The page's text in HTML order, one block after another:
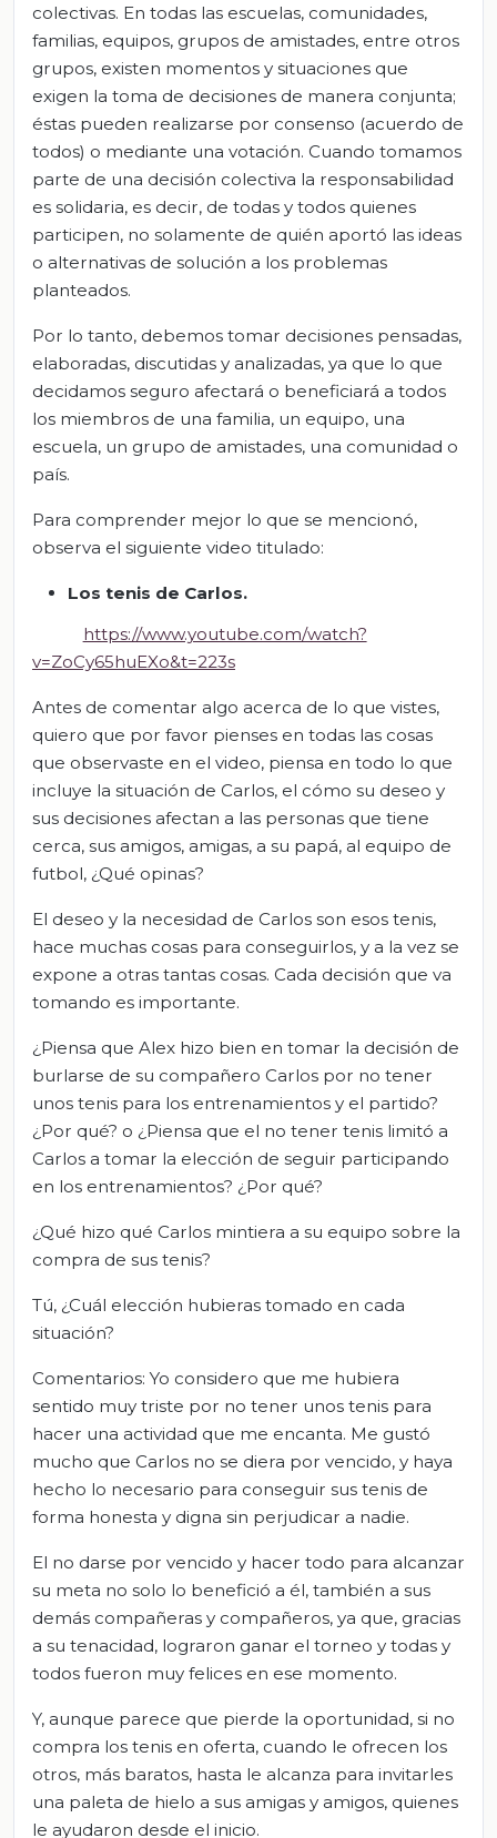
colectivas. En todas las escuelas, comunidades,
familias, equipos, grupos de amistades, entre otros
grupos, existen momentos y situaciones que
exigen la toma de decisiones de manera conjunta;
éstas pueden realizarse por consenso (acuerdo de
todos) o mediante una votación. Cuando tomamos
parte de una decisión colectiva la responsabilidad
es solidaria, es decir, de todas y todos quienes
participen, no solamente de quién aportó las ideas
o alternativas de solución a los problemas
planteados.
Por lo tanto, debemos tomar decisiones pensadas,
elaboradas, discutidas y analizadas, ya que lo que
decidamos seguro afectará o beneficiará a todos
los miembros de una familia, un equipo, una
escuela, un grupo de amistades, una comunidad o
país.
Para comprender mejor lo que se mencionó,
observa el siguiente video titulado:
Los tenis de Carlos.
https://www.youtube.com/watch?
v=ZoCy65huEXo&t=223s
Antes de comentar algo acerca de lo que vistes,
quiero que por favor pienses en todas las cosas
que observaste en el video, piensa en todo lo que
incluye la situación de Carlos, el cómo su deseo y
sus decisiones afectan a las personas que tiene
cerca, sus amigos, amigas, a su papá, al equipo de
futbol, ¿Qué opinas?
El deseo y la necesidad de Carlos son esos tenis,
hace muchas cosas para conseguirlos, y a la vez se
expone a otras tantas cosas. Cada decisión que va
tomando es importante.
¿Piensa que Alex hizo bien en tomar la decisión de
burlarse de su compañero Carlos por no tener
unos tenis para los entrenamientos y el partido?
¿Por qué? o ¿Piensa que el no tener tenis limitó a
Carlos a tomar la elección de seguir participando
en los entrenamientos? ¿Por qué?
¿Qué hizo qué Carlos mintiera a su equipo sobre la
compra de sus tenis?
Tú, ¿Cuál elección hubieras tomado en cada
situación?
Comentarios: Yo considero que me hubiera
sentido muy triste por no tener unos tenis para
hacer una actividad que me encanta. Me gustó
mucho que Carlos no se diera por vencido, y haya
hecho lo necesario para conseguir sus tenis de
forma honesta y digna sin perjudicar a nadie.
El no darse por vencido y hacer todo para alcanzar
su meta no solo lo benefició a él, también a sus
demás compañeras y compañeros, ya que, gracias
a su tenacidad, lograron ganar el torneo y todas y
todos fueron muy felices en ese momento.
Y, aunque parece que pierde la oportunidad, si no
compra los tenis en oferta, cuando le ofrecen los
otros, más baratos, hasta le alcanza para invitarles
una paleta de hielo a sus amigas y amigos, quienes
le ayudaron desde el inicio.